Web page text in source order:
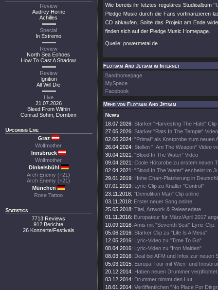
Review
Audrey Horne
Achilles
Special
In Extremo
Review
North Sea Echoes
How To Cast A Shadow
Review
Ignition
All Will Die
Live
21.07.2026
Bleed From Within
Conrad Sohm, Dornbirn
Upcoming Live
Graz
Wolfmother
Innsbruck
Wolfmother
Dinkelsbühl
Arch Enemy (+21)
Arch Enemy (+21)
München
Rose Tattoo
Statistics
7713 Reviews
912 Berichte
26 Konzerte/Festivals
Wie bereits ihr letztes reguläres Studioalbum
Pledge Music durch die Fans vorfinanzieren
CD abkaufen. Sollte das Projekt am Ende
finden sich auf der Pledge Music Homepage.
Quelle: powermetal.de
Flotsam And Jetsam im Internet
Bandhomepage
MySpace
Facebook
Mehr von Flotsam And Jetsam
News
18.07.2026: Starker "Harvesting The Hate" Clip
27.05.2026: Starker "Rats In The Temple"
02.06.2024: "Primal" als Kostprobe zum neuen
26.04.2024: Stellen "I Am The Weapon" Video
30.04.2021: "Blood In The Water" Video
09.04.2021: Coole Hörprobe zu erstem neuen
02.04.2021: "Blood In The Water" escheint im
29.01.2019: Hohe Chart-Platzierung in
07.01.2019: Lyric-Clip zu Knaller "Control"
23.11.2018: "Demolition Man" Clip online
03.11.2018: Erster neuer Song online
25.05.2018: Titel, Artwork & Releasedate
01.11.2016: Europatour für März/April 2017
10.09.2016: Amis mit "Seventh Seal" Lyric-Clip.
05.06.2016: Starker Clip zu "Life Is A Mess".
12.05.2016: Lyric-Video zu "Time To Go"
08.04.2016: Lyric-Video zu "Iron Maiden"
08.03.2016: Deal bei AFM und Infos zur neuen
05.03.2015: Europa-Tour mit Wien- und
20.12.2014: Haben neuen Drummer verpflichtet
03.12.2014: Drummer nimmt den Hut
18.01.2014: Veröffentlichen "No Place For